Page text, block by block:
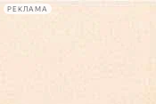
РЕКЛАМА